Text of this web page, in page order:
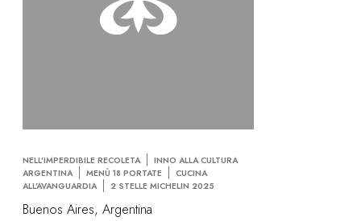
NELL’IMPERDIBILE RECOLETA
INNO ALLA CULTURA
ARGENTINA
MENÙ 18 PORTATE
CUCINA
ALL’AVANGUARDIA
2 STELLE MICHELIN 2025
Buenos Aires, Argentina